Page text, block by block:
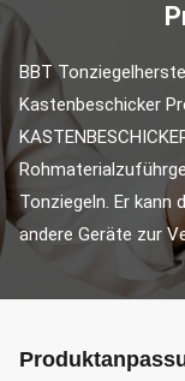
BBT
Kastenbeschicker
Tonziegeln. Er kann
andere Geräte zur